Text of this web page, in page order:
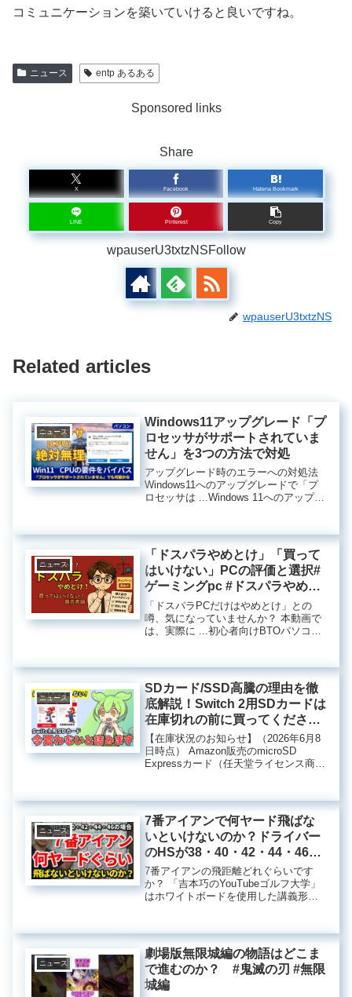
コミュニケーションを築いていけると良いですね。
ニュース entp あるある
Sponsored links
Share
X Facebook Hatena Bookmark
LINE Pinterest Copy
wpauserU3txtzNSFollow
wpauserU3txtzNS
Related articles
ニュース
Windows11アップグレード「プ
ロセッサがサポートされていま
せん」を3つの方法で対処
アップグレード時のエラーへの対処法
Windows11へのアップグレードで「プ
ロセッサは ...Windows 11へのアップグ
を試みた際に「プロセッサは現在Wi...
ニュース
「ドスパラやめとけ」「買って
はいけない」PCの評価と選択#
ゲーミングpc #ドスパラやめと
け
「ドスパラPCだけはやめとけ」との
噂、気になっていませんか？ 本動画で
は、実際に ...初心者向けBTOパソコン
BTO（ビルド・トゥ・オーダー）パソ
コンの選択肢が広がってお...
ニュース
SDカード/SSD高騰の理由を徹
底解説！Switch 2用SDカードは
在庫切れの前に買ってくださ
い！
【在庫状況のお知らせ】（2026年6月8
日時点） Amazon販売のmicroSD
Expressカード（任天堂ライセンス商
ジタルデータの保存手段として広...
ニュース
7番アイアンで何ヤード飛ばな
いといけないのか？ドライバー
のHSが38・40・42・44・46・
48の場合の7Iの距離の目安をご
紹介します。7Iのロフト角の違
いによる距離の違いも解説しま
7番アイアンの飛距離どれぐらいです
か？ 「吉本巧のYouTubeゴルフ大学」
はホワイトボードを使用した講義形式
ゴルフにおいて、スイングやクラブの
選択はプレーの質に大...
ニュース
劇場版無限城編の物語はどこま
で進むのか？ #鬼滅の刃 #無限
城編